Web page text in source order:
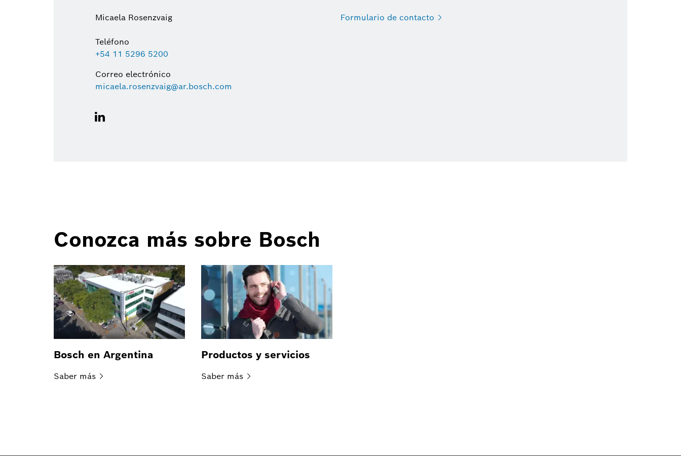
Micaela Rosenzvaig
Teléfono
+54 11 5296 5200
Correo electrónico
micaela.rosenzvaig@ar.bosch.com
Formulario de contacto
Conozca más sobre Bosch
Bosch en Argentina
Saber más
Productos y servicios
Saber más